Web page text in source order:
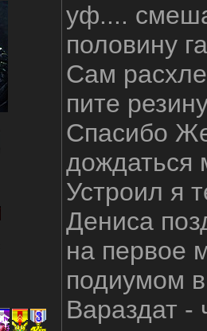
уф....
половину
Сам
пите
Спасибо
дождаться
Устроил я
Дениса
на первое
подиумом
Вараздат -